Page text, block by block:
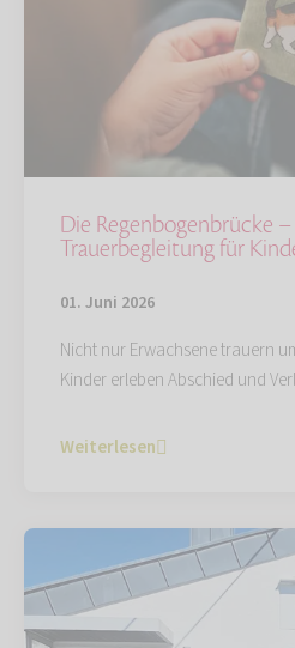
Die Regenbogenbrücke
Trauerbegleitung für
01. Juni 2026
Nicht nur Erwachsene trauern
Kinder erleben Abschied und
Weiterlesen